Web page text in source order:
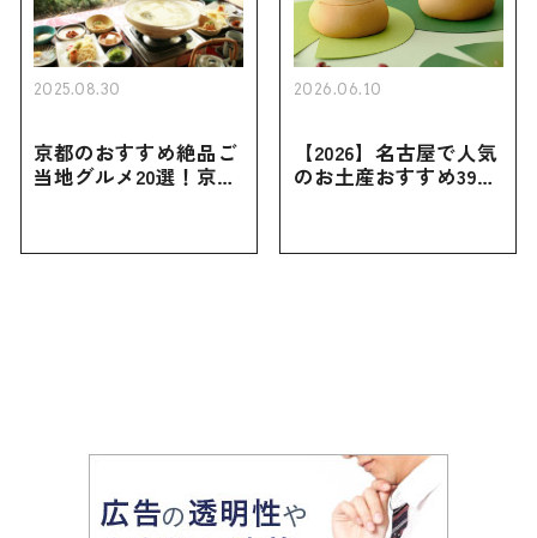
2025.08.30
京都のおすすめ絶品ご
当地グルメ20選！京都
2026.06.10
【2026】名古屋で人気
のお土産おすすめ39選
お土産・ばらまき用ま